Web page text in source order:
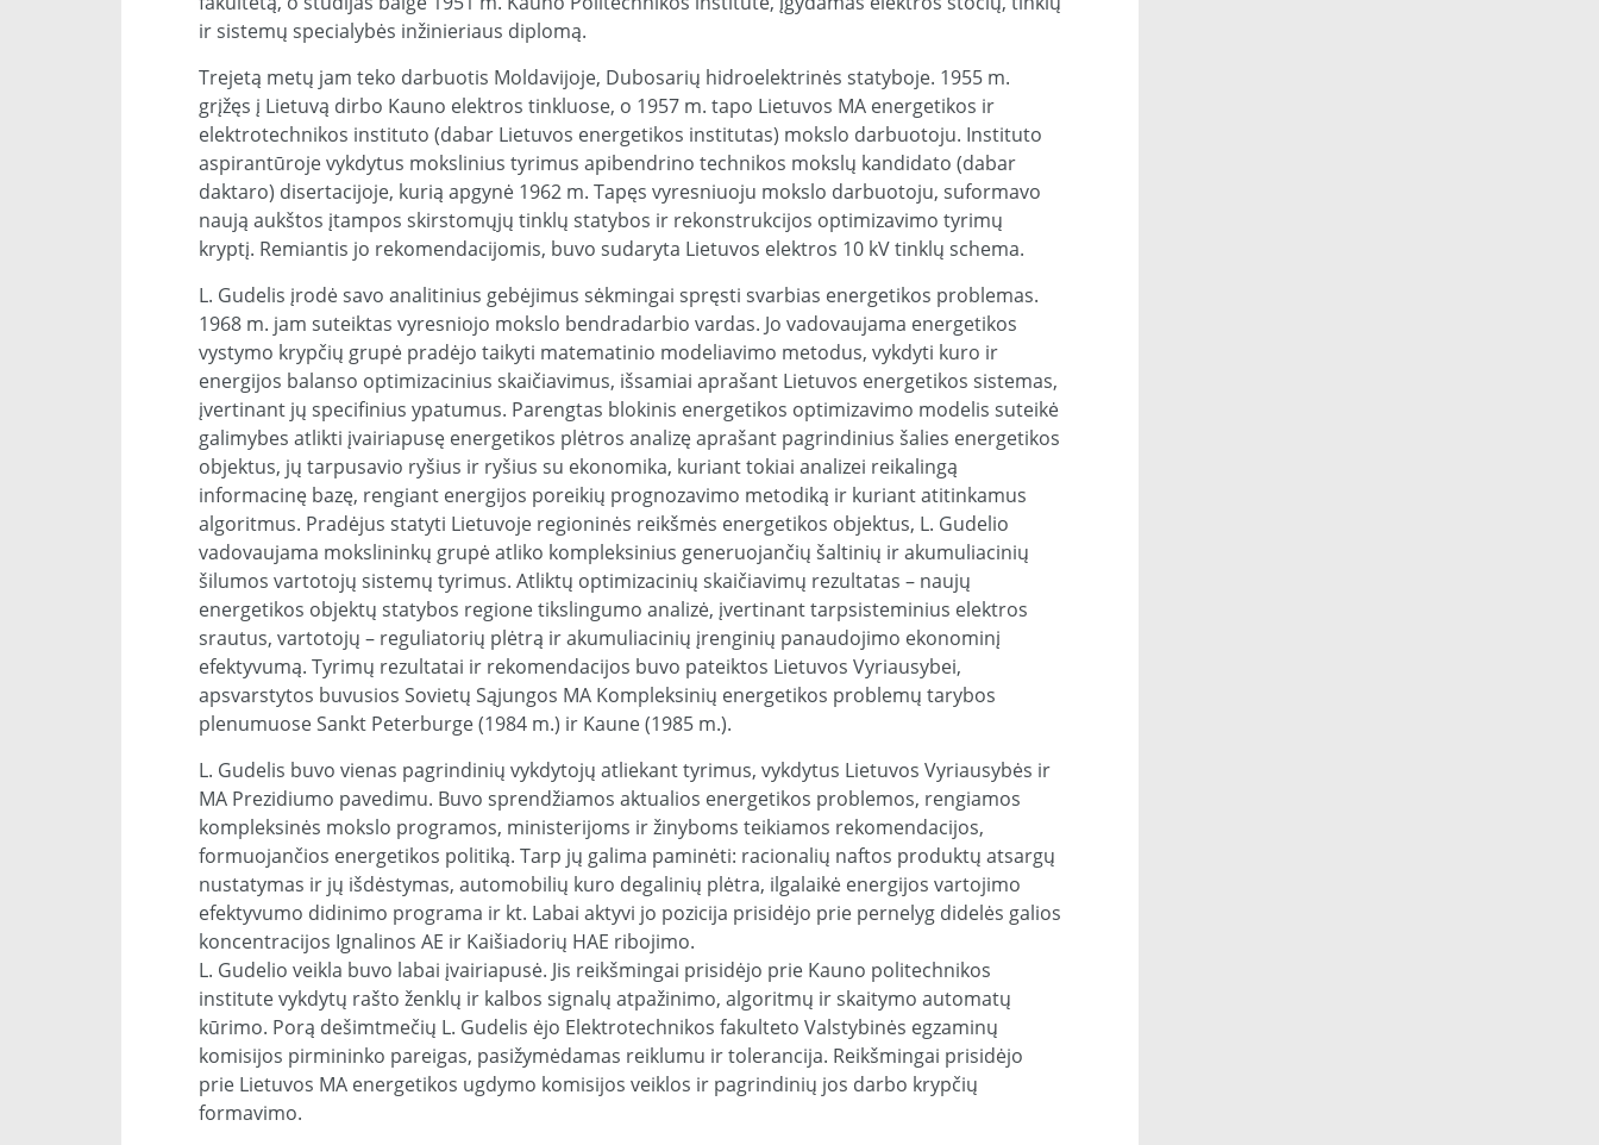
ir sistemų specialybės inžinieriaus diplomą.
Trejetą metų jam teko darbuotis Moldavijoje, Dubosarių hidroelektrinės statyboje. 1955 m.
grįžęs į Lietuvą dirbo Kauno elektros tinkluose, o 1957 m. tapo Lietuvos MA energetikos ir
elektrotechnikos instituto (dabar Lietuvos energetikos institutas) mokslo darbuotoju. Instituto
aspirantūroje vykdytus mokslinius tyrimus apibendrino technikos mokslų kandidato (dabar
daktaro) disertacijoje, kurią apgynė 1962 m. Tapęs vyresniuoju mokslo darbuotoju, suformavo
naują aukštos įtampos skirstomųjų tinklų statybos ir rekonstrukcijos optimizavimo tyrimų
kryptį. Remiantis jo rekomendacijomis, buvo sudaryta Lietuvos elektros 10 kV tinklų schema.
L. Gudelis įrodė savo analitinius gebėjimus sėkmingai spręsti svarbias energetikos problemas.
1968 m. jam suteiktas vyresniojo mokslo bendradarbio vardas. Jo vadovaujama energetikos
vystymo krypčių grupė pradėjo taikyti matematinio modeliavimo metodus, vykdyti kuro ir
energijos balanso optimizacinius skaičiavimus, išsamiai aprašant Lietuvos energetikos sistemas,
įvertinant jų specifinius ypatumus. Parengtas blokinis energetikos optimizavimo modelis suteikė
galimybes atlikti įvairiapusę energetikos plėtros analizę aprašant pagrindinius šalies energetikos
objektus, jų tarpusavio ryšius ir ryšius su ekonomika, kuriant tokiai analizei reikalingą
informacinę bazę, rengiant energijos poreikių prognozavimo metodiką ir kuriant atitinkamus
algoritmus. Pradėjus statyti Lietuvoje regioninės reikšmės energetikos objektus, L. Gudelio
vadovaujama mokslininkų grupė atliko kompleksinius generuojančių šaltinių ir akumuliacinių
šilumos vartotojų sistemų tyrimus. Atliktų optimizacinių skaičiavimų rezultatas – naujų
energetikos objektų statybos regione tikslingumo analizė, įvertinant tarpsisteminius elektros
srautus, vartotojų – reguliatorių plėtrą ir akumuliacinių įrenginių panaudojimo ekonominį
efektyvumą. Tyrimų rezultatai ir rekomendacijos buvo pateiktos Lietuvos Vyriausybei,
apsvarstytos buvusios Sovietų Sąjungos MA Kompleksinių energetikos problemų tarybos
plenumuose Sankt Peterburge (1984 m.) ir Kaune (1985 m.).
L. Gudelis buvo vienas pagrindinių vykdytojų atliekant tyrimus, vykdytus Lietuvos Vyriausybės ir
MA Prezidiumo pavedimu. Buvo sprendžiamos aktualios energetikos problemos, rengiamos
kompleksinės mokslo programos, ministerijoms ir žinyboms teikiamos rekomendacijos,
formuojančios energetikos politiką. Tarp jų galima paminėti: racionalių naftos produktų atsargų
nustatymas ir jų išdėstymas, automobilių kuro degalinių plėtra, ilgalaikė energijos vartojimo
efektyvumo didinimo programa ir kt. Labai aktyvi jo pozicija prisidėjo prie pernelyg didelės galios
koncentracijos Ignalinos AE ir Kaišiadorių HAE ribojimo.
L. Gudelio veikla buvo labai įvairiapusė. Jis reikšmingai prisidėjo prie Kauno politechnikos
institute vykdytų rašto ženklų ir kalbos signalų atpažinimo, algoritmų ir skaitymo automatų
kūrimo. Porą dešimtmečių L. Gudelis ėjo Elektrotechnikos fakulteto Valstybinės egzaminų
komisijos pirmininko pareigas, pasižymėdamas reiklumu ir tolerancija. Reikšmingai prisidėjo
prie Lietuvos MA energetikos ugdymo komisijos veiklos ir pagrindinių jos darbo krypčių
formavimo.